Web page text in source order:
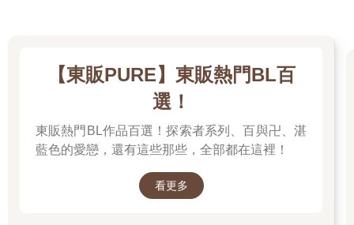
【東販PURE】東販熱門BL百
選！
東販熱門BL作品百選！探索者系列、百與卍、湛
藍色的愛戀，還有這些那些，全部都在這裡！
看更多